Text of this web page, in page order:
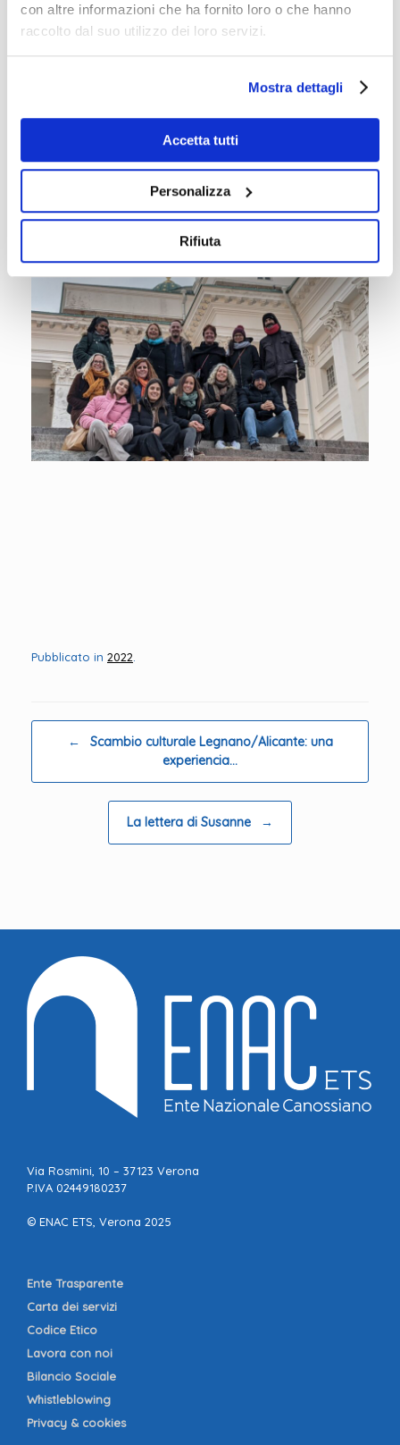
con altre informazioni che ha fornito loro o che hanno
raccolto dal suo utilizzo dei loro servizi.
Mostra dettagli
Accetta tutti
Personalizza
Rifiuta
tornato.”
Diciamo che questo viaggio di lavoro a
Ora sono tornato alla realtà e ai miei
ciò che ho vissuto lì.
Pubblicato in 2022
Navigazione articolo
←
Scambio culturale Legnano/Alicante: una
experiencia…
La lettera di Susanne →
Via Rosmini, 10 – 37123 Verona
P.IVA 02449180237
© ENAC ETS, Verona 2025
Ente Trasparente
Carta dei servizi
Codice Etico
Lavora con noi
Bilancio Sociale
Whistleblowing
Privacy & cookies